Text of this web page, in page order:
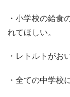
・小学校の給食
れてほしい。
・レトルトがお
・全ての中学校